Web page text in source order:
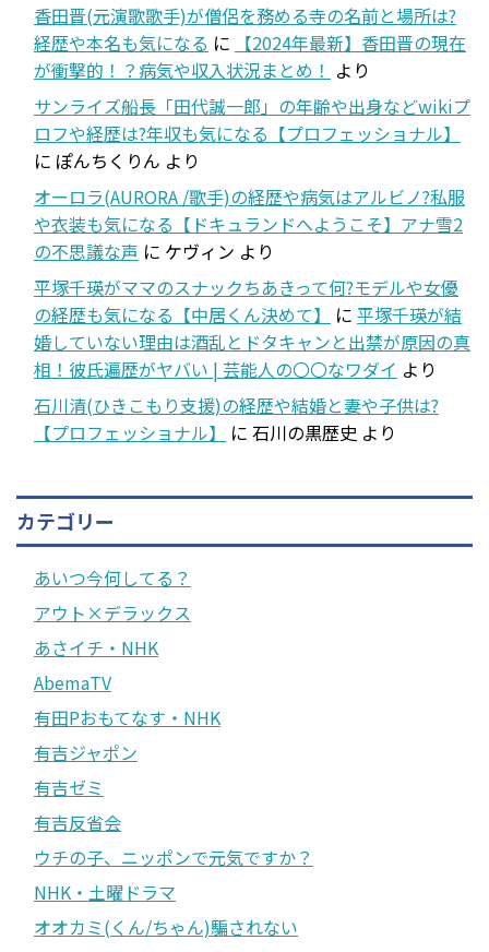
香田晋(元演歌歌手)が僧侶を務める寺の名前と場所は?
経歴や本名も気になる に
【2024年最新】香田晋の現在
が衝撃的！？病気や収入状況まとめ！ より
サンライズ船長「田代誠一郎」の年齢や出身などwikiプ
ロフや経歴は?年収も気になる【プロフェッショナル】
に ぽんちくりん より
オーロラ(AURORA /歌手)の経歴や病気はアルビノ?私服
や衣装も気になる【ドキュランドへようこそ】アナ雪2
の不思議な声 に ケヴィン より
平塚千瑛がママのスナックちあきって何?モデルや女優
の経歴も気になる【中居くん決めて】
に 平塚千瑛が結
婚していない理由は酒乱とドタキャンと出禁が原因の真
相！彼氏遍歴がヤバい | 芸能人の〇〇なワダイ より
石川清(ひきこもり支援)の経歴や結婚と妻や子供は?
【プロフェッショナル】
に 石川の黒歴史 より
カテゴリー
あいつ今何してる？
アウト×デラックス
あさイチ・NHK
AbemaTV
有田Pおもてなす・NHK
有吉ジャポン
有吉ゼミ
有吉反省会
ウチの子、ニッポンで元気ですか？
NHK・土曜ドラマ
オオカミ(くん/ちゃん)騙されない